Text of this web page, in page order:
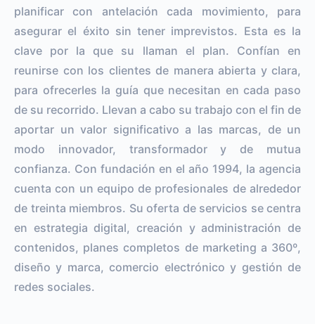
planificar con antelación cada movimiento, para
asegurar el éxito sin tener imprevistos. Esta es la
clave por la que su llaman el plan. Confían en
reunirse con los clientes de manera abierta y clara,
para ofrecerles la guía que necesitan en cada paso
de su recorrido. Llevan a cabo su trabajo con el fin de
aportar un valor significativo a las marcas, de un
modo innovador, transformador y de mutua
confianza. Con fundación en el año 1994, la agencia
cuenta con un equipo de profesionales de alrededor
de treinta miembros. Su oferta de servicios se centra
en estrategia digital, creación y administración de
contenidos, planes completos de marketing a 360º,
diseño y marca, comercio electrónico y gestión de
redes sociales.